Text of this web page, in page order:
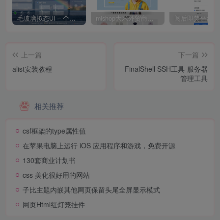
毛玻璃拟态UI – 个人主页（开源版）
上一篇
alist安装教程
下一篇
FinalShell SSH工具-服务器
管理工具
相关推荐
csf框架的type属性值
在苹果电脑上运行 iOS 应用程序和游戏，免费开源
130套商业计划书
css 美化很好用的网站
子比主题内嵌其他网页保留头尾全屏显示模式
网页Html红灯笼挂件